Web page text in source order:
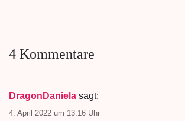
4 Kommentare
DragonDaniela sagt:
4. April 2022 um 13:16 Uhr